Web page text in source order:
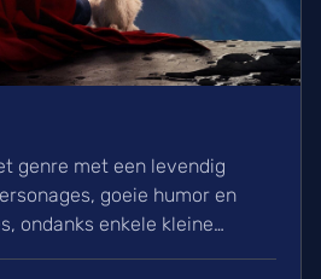
genre met een levendig
goeie humor en
ondanks enkele kleine